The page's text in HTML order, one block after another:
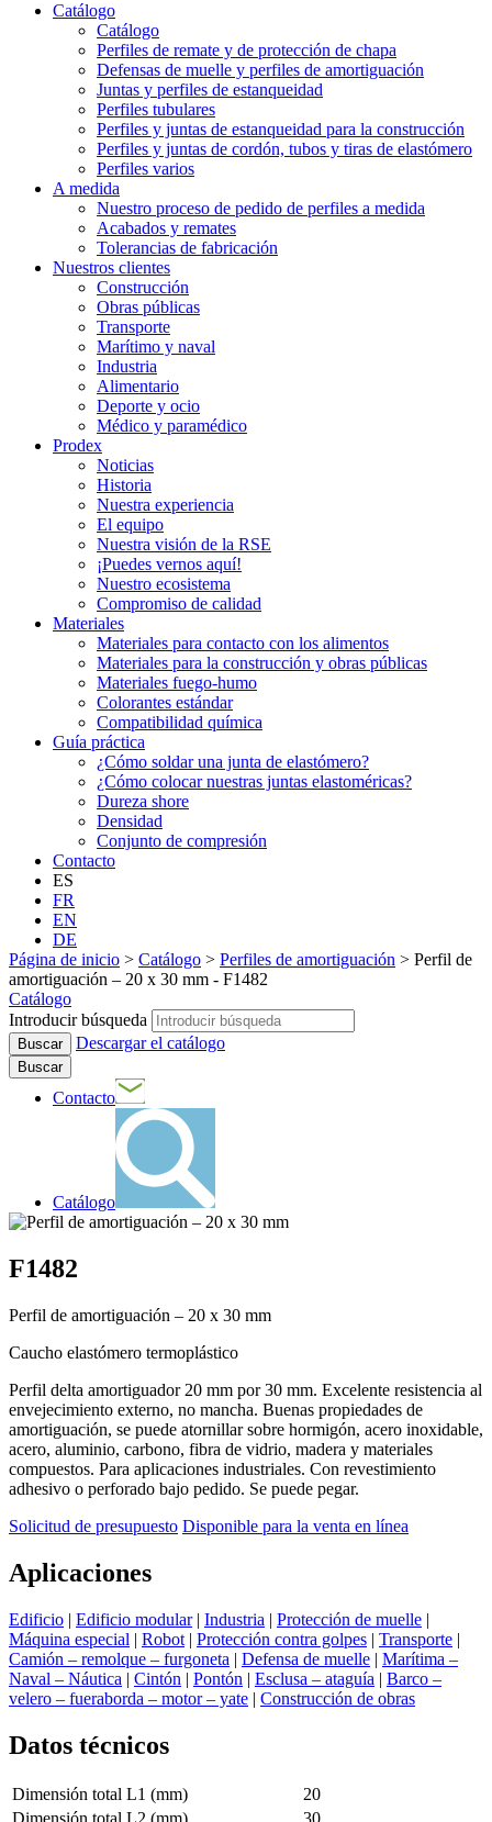
Catálogo
Catálogo
Perfiles de remate y de protección de chapa
Defensas de muelle y perfiles de amortiguación
Juntas y perfiles de estanqueidad
Perfiles tubulares
Perfiles y juntas de estanqueidad para la construcción
Perfiles y juntas de cordón, tubos y tiras de elastómero
Perfiles varios
A medida
Nuestro proceso de pedido de perfiles a medida
Acabados y remates
Tolerancias de fabricación
Nuestros clientes
Construcción
Obras públicas
Transporte
Marítimo y naval
Industria
Alimentario
Deporte y ocio
Médico y paramédico
Prodex
Noticias
Historia
Nuestra experiencia
El equipo
Nuestra visión de la RSE
¡Puedes vernos aquí!
Nuestro ecosistema
Compromiso de calidad
Materiales
Materiales para contacto con los alimentos
Materiales para la construcción y obras públicas
Materiales fuego-humo
Colorantes estándar
Compatibilidad química
Guía práctica
¿Cómo soldar una junta de elastómero?
¿Cómo colocar nuestras juntas elastoméricas?
Dureza shore
Densidad
Conjunto de compresión
Contacto
ES
FR
EN
DE
Página de inicio > Catálogo > Perfiles de amortiguación > Perfil de
amortiguación – 20 x 30 mm - F1482
Catálogo
Introducir búsqueda
Descargar el catálogo
Buscar
Contacto
Catálogo
F1482
Perfil de amortiguación – 20 x 30 mm
Caucho elastómero termoplástico
Perfil delta amortiguador 20 mm por 30 mm. Excelente resistencia al
envejecimiento externo, no mancha. Buenas propiedades de
amortiguación, se puede atornillar sobre hormigón, acero inoxidable,
acero, aluminio, carbono, fibra de vidrio, madera y materiales
compuestos. Para aplicaciones industriales. Con revestimiento
adhesivo o perforado bajo pedido. Se puede pegar.
Solicitud de presupuesto Disponible para la venta en línea
Aplicaciones
Edificio | Edificio modular| Industria | Protección de muelle |
Máquina especial | Robot | Protección contra golpes | Transporte |
Camión – remolque – furgoneta | Defensa de muelle | Marítima –
Naval – Náutica | Cintón | Pontón | Esclusa – ataguía | Barco –
velero – fueraborda – motor – yate | Construcción de obras
Datos técnicos
Dimensión total L1 (mm)
20